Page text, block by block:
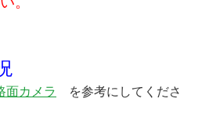
面カメラ
を参考にしてくださ